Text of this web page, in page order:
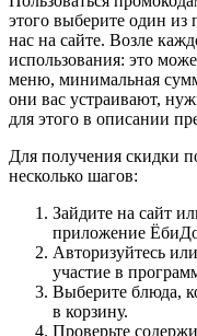
этого выберите один
нас на сайте. Возле
использования: это
меню, минимальная
они вас устраивают,
для этого в описании
Для получения скидки
несколько шагов:
Зайдите на сайт
приложение
Авторизуйтесь
участие в
Выберите блюда,
в корзину.
Проверьте